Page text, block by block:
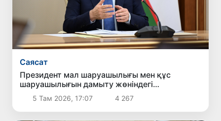
Саясат
Президент мал шаруашылығы мен құс
шаруашылығын дамыту жөніндегі
шаралармен танысты
5 Там 2026, 17:07 4 267